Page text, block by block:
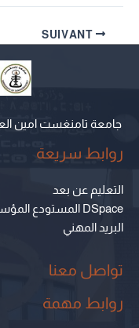
SUIVANT
جامعة تامنغست امين
روابط سريعة
التعليم عن بعد
المستودع المؤسساتي DSpace
البريد المهني
تواصل معنا
روابط مهمة